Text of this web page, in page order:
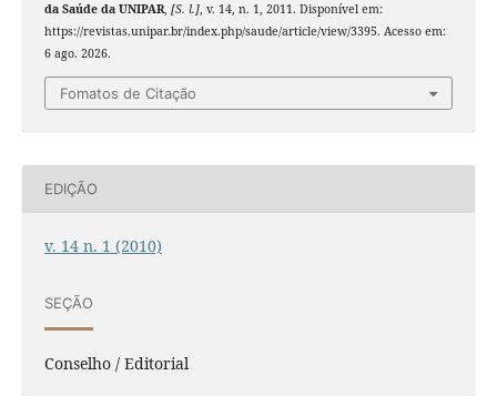
da Saúde da UNIPAR, [S. l.], v. 14, n. 1, 2011. Disponível em:
https://revistas.unipar.br/index.php/saude/article/view/3395. Acesso em:
6 ago. 2026.
Fomatos de Citação
EDIÇÃO
v. 14 n. 1 (2010)
SEÇÃO
Conselho / Editorial